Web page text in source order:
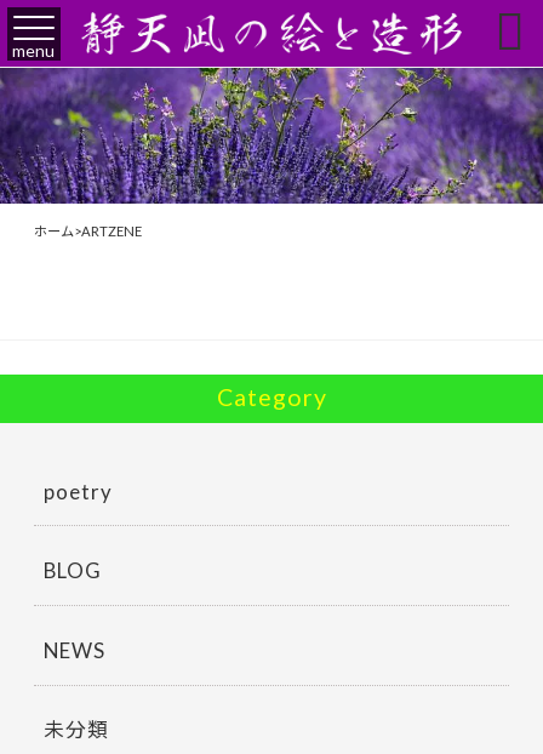
menu 
ホーム>ARTZENE
Category
poetry
BLOG
NEWS
未分類